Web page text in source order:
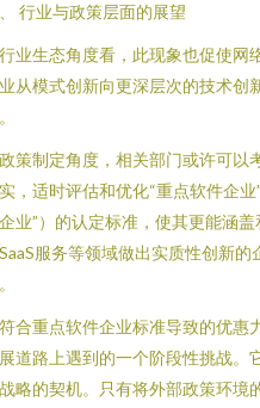
行业与政策层面的展望
业生态角度看，此现象也促使网
从模式创新向更深层次的技术创
策制定角度，相关部门或许可以
，适时评估和优化“重点软件企
业”）的认定标准，使其更能涵
服务等领域做出实质性创新
合重点软件企业标准导致的优惠
道路上遇到的一个阶段性挑战。
略的契机。只有将外部政策环境